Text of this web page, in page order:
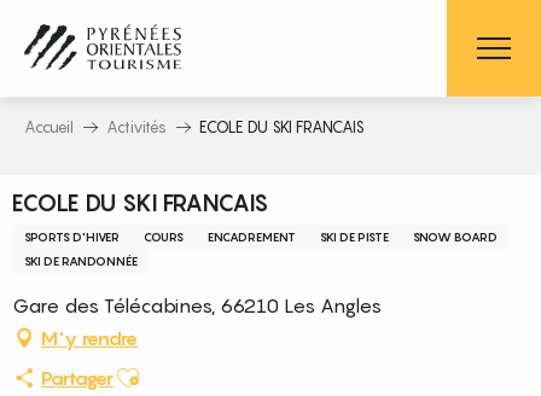
contenu
principal
Accueil Activités ECOLE DU SKI FRANCAIS
ECOLE DU SKI FRANCAIS
SPORTS D'HIVER COURS ENCADREMENT SKI DE PISTE
SNOW BOARD
SKI DE RANDONNÉE
Gare des Télécabines, 66210 Les Angles
M'y rendre
PartagerAjouter aux favoris